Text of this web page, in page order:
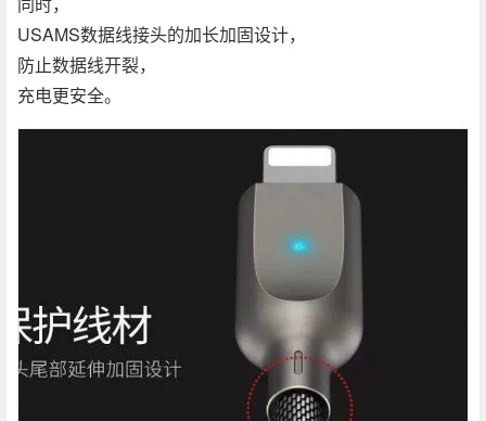
USAMS数据线接头的加长加固设计，
防止数据线开裂，
充电更安全。